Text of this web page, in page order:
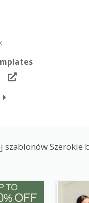
szablonów Szerokie